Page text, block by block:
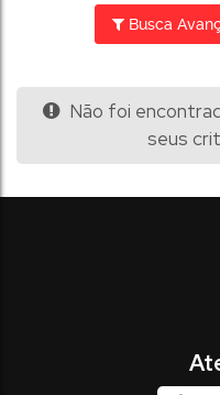
Busca
Não foi
seus